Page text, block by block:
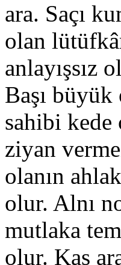
ara. Saçı
olan
anlayışsız
Başı büyük
sahibi kede
ziyan
olanın
olur. Alnı
mutlaka
olur. Kaş